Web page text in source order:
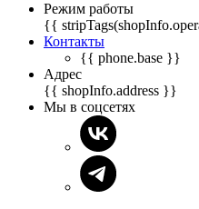
Режим работы
{{
Контакты
{{ phone.base }}
Адрес
{{ shopInfo.address }}
Мы в соцсетях